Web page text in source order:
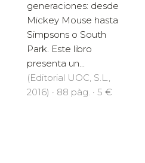
generaciones: desde
Mickey Mouse hasta
Simpsons o South
Park. Este libro
presenta un...
(Editorial UOC, S.L.,
2016) · 88 pàg. · 5 €